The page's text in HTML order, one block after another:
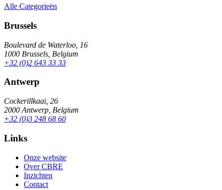
Alle Categorieën
Brussels
Boulevard de Waterloo, 16
1000 Brussels, Belgium
+32 (0)2 643 33 33
Antwerp
Cockerillkaai, 26
2000 Antwerp, Belgium
+32 (0)3 248 68 60
Links
Onze website
Over CBRE
Inzichten
Contact